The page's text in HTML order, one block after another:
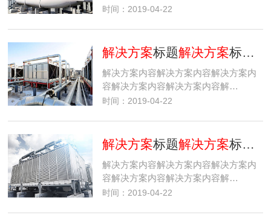
时间：2019-04-22
解决方案标题解决方案标题
解决方案内容解决方案内容解决方案内
容解决方案内容解决方案内容解…
时间：2019-04-22
解决方案标题解决方案标题
解决方案内容解决方案内容解决方案内
容解决方案内容解决方案内容解…
时间：2019-04-22